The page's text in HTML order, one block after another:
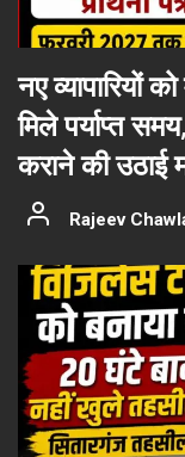
नए व्यापारियों
मिले पर्याप्त
कराने की उठाई
Rajeev